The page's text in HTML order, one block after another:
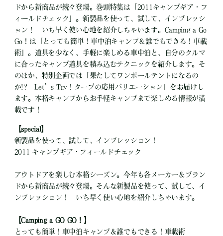
ドから新商品が続々登場。巻頭特集は「2011キャンプギア・フ
ィールドチェック」。新製品を使って、試して、インプレッシ
ョン！ いち早く使い心地を紹介しちゃいます。Camping a Go
Go！は「とっても簡単！車中泊キャンプ＆誰でもできる！車載
術」。道具を少なく、手軽に楽しめる車中泊と、自分のクルマ
に合ったキャンプ道具を積み込むテクニックを紹介します。そ
のほか、特別企画では「果たしてワンポールテントになるの
か!? Let’s Try！タープの応用バリエーション」をお届けし
ます。本格キャンプからお手軽キャンプまで楽しめる情報が満
載です！
【special】
新製品を使って、試して、インプレッション！
2011 キャンプギア・フィールドチェック
アウトドアを楽しむ本格シーズン。今年も各メーカー＆ブラン
ドから新商品が続々登場。そんな新製品を使って、試して、イ
ンプレッション！ いち早く使い心地を紹介しちゃいます。
【Camping a GO GO！】
とっても簡単！車中泊キャンプ＆誰でもできる！車載術